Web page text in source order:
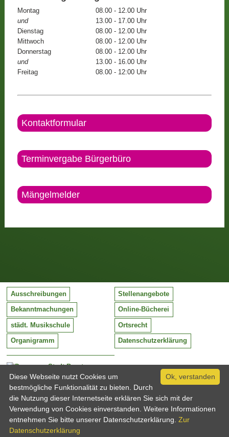
Montag
08.00 - 12.00 Uhr
und
13.00 - 17.00 Uhr
Dienstag
08.00 - 12.00 Uhr
Mittwoch
08.00 - 12.00 Uhr
Donnerstag
08.00 - 12.00 Uhr
und
13.00 - 16.00 Uhr
Freitag
08.00 - 12:00 Uhr
Kontaktformular
Terminvergabe Bürgerbüro
Mängelmelder
Stadt Barntrup
Mittelstraße 38
32683 Barntrup
Tel:
Email:
05263 / 409-0
info@barntrup.de
Ausschreibungen Stellenangebote
Bekanntmachungen Online-Bücherei
städt. Musikschule Ortsrecht
Organigramm Datenschutzerklärung
Ok, verstanden
Diese Webseite nutzt Cookies um
bestmögliche Funktionalität zu bieten. Durch
die Nutzung dieser Internetseite erklären Sie sich mit der
Verwendung von Cookies einverstanden. Weitere Informationen
entnehmen Sie bitte unserer Datenschutzerklärung. Zur
Datenschutzerklärung